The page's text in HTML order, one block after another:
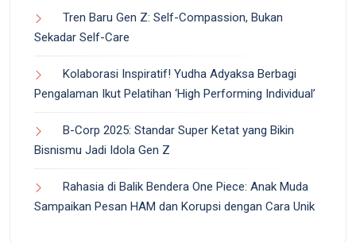
Tren Baru Gen Z: Self-Compassion, Bukan
Sekadar Self-Care
Kolaborasi Inspiratif! Yudha Adyaksa Berbagi
Pengalaman Ikut Pelatihan ‘High Performing Individual’
B-Corp 2025: Standar Super Ketat yang Bikin
Bisnismu Jadi Idola Gen Z
Rahasia di Balik Bendera One Piece: Anak Muda
Sampaikan Pesan HAM dan Korupsi dengan Cara Unik